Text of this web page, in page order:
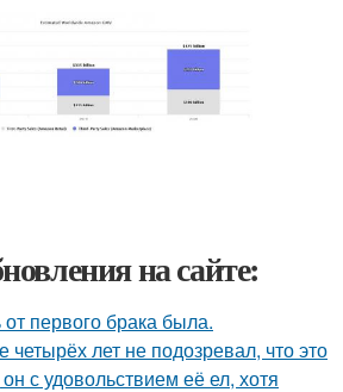
на сайте:
первого брака была.
лет не подозревал, что это
с удовольствием её ел, хотя